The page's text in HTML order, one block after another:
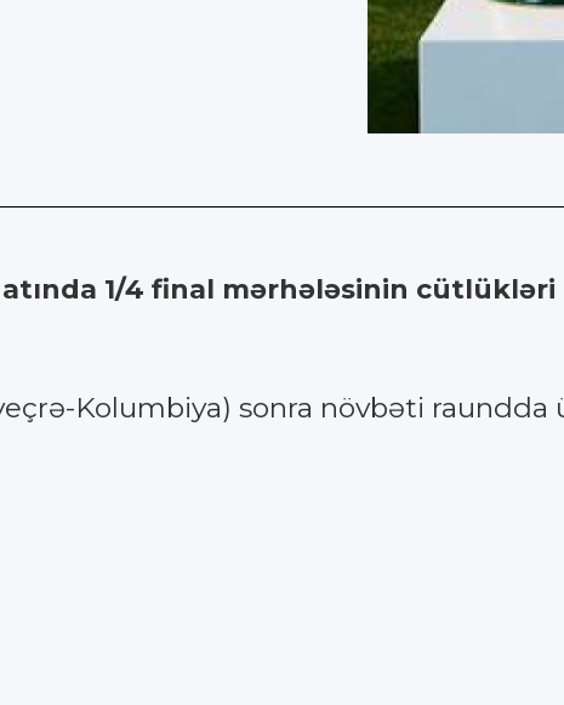
1/4 final mərhələsinin
Kolumbiya) sonra növbəti